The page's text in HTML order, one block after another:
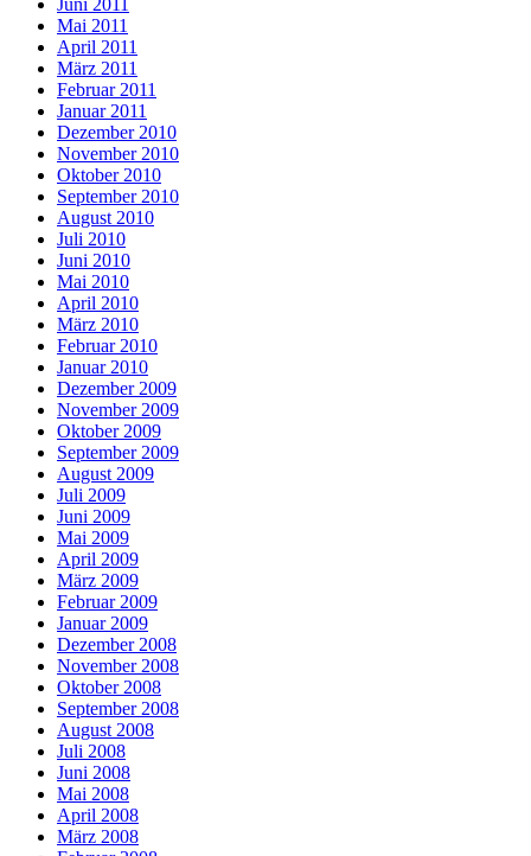
Juni 2011
Mai 2011
April 2011
März 2011
Februar 2011
Januar 2011
Dezember 2010
November 2010
Oktober 2010
September 2010
August 2010
Juli 2010
Juni 2010
Mai 2010
April 2010
März 2010
Februar 2010
Januar 2010
Dezember 2009
November 2009
Oktober 2009
September 2009
August 2009
Juli 2009
Juni 2009
Mai 2009
April 2009
März 2009
Februar 2009
Januar 2009
Dezember 2008
November 2008
Oktober 2008
September 2008
August 2008
Juli 2008
Juni 2008
Mai 2008
April 2008
März 2008